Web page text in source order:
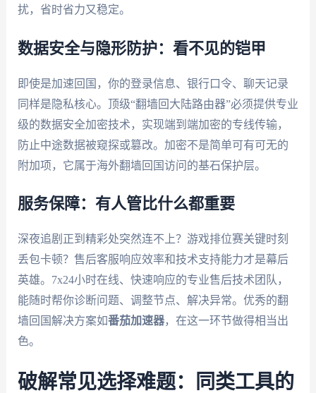
扰，省时省力又稳定。
数据安全与隐形防护：看不见的铠甲
即使是加速回国，你的登录信息、银行口令、聊天记录
同样是隐私核心。顶级“翻墙回大陆路由器”必须提供专业
级的数据安全加密技术，实现端到端加密的专线传输，
防止中途数据被窥探或篡改。加密不是简单可有可无的
附加项，它属于海外翻墙回国访问的基石保护层。
服务保障：有人管比什么都重要
深夜追剧正到精彩处突然连不上？游戏排位赛关键时刻
丢包卡顿？售后客服响应效率和技术支持能力才是幕后
英雄。7x24小时在线、快速响应的专业售后技术团队，
能随时帮你诊断问题、调整节点、解决异常。优秀的翻
墙回国解决方案如番茄加速器，在这一环节做得相当出
色。
破解常见选择难题：同类工具的